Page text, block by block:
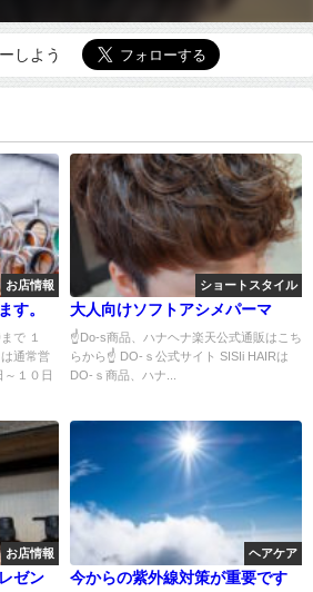
しよう
お店情報
す。
で １
通常営
１０日
ショートスタイル
大人向けソフトアシメパーマ
☝Do-s商品、ハナヘナ楽天公式通販はこち
らから☝ DO-ｓ公式サイト SISIi HAIRは
DO-ｓ商品、ハナ...
お店情報
ゼン
ヘアケア
今からの紫外線対策が重要です